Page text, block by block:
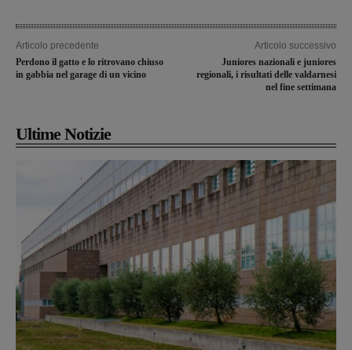
Articolo precedente
Perdono il gatto e lo ritrovano chiuso
in gabbia nel garage di un vicino
Articolo successivo
Juniores nazionali e juniores
regionali, i risultati delle valdarnesi
nel fine settimana
Ultime Notizie